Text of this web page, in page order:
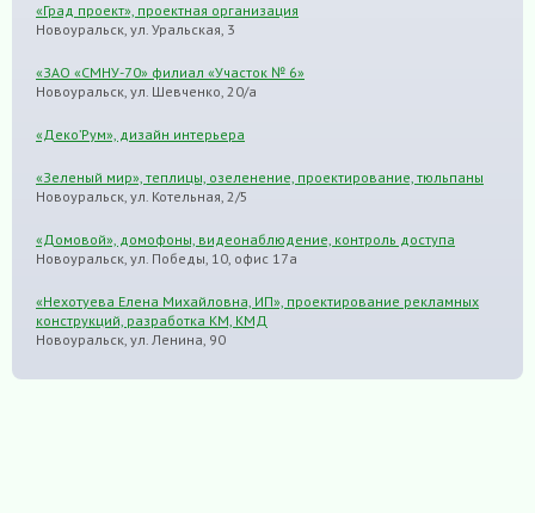
«Град проект», проектная организация
Новоуральск, ул. Уральская, 3
«ЗАО «СМНУ-70» филиал «Участок № 6»
Новоуральск, ул. Шевченко, 20/а
«Деко’Рум», дизайн интерьера
«Зеленый мир», теплицы, озеленение, проектирование, тюльпаны
Новоуральск, ул. Котельная, 2/5
«Домовой», домофоны, видеонаблюдение, контроль доступа
Новоуральск, ул. Победы, 10, офис 17а
«Нехотуева Елена Михайловна, ИП», проектирование рекламных
конструкций, разработка КМ, КМД
Новоуральск, ул. Ленина, 90